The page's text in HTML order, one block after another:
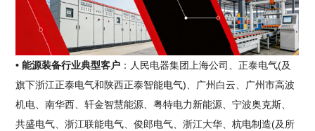
• 能源装备行业典型客户 ：人民电器集团上海公司、正泰电气(及
旗下浙江正泰电气和陕西正泰智能电气)、广州白云、广州市高波
机电、南华西、轩金智慧能源、粤特电力新能源、宁波奥克斯、
共盛电气、浙江联能电气、俊郎电气、浙江大华、杭电制造(及所